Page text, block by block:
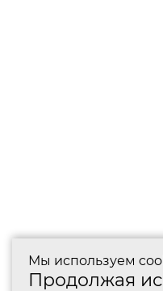
Мы используем
Продолжая